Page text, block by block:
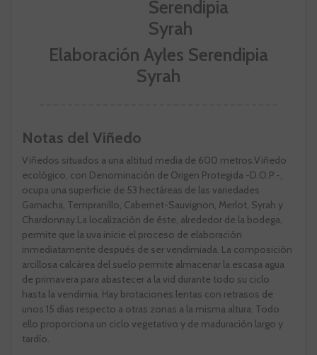
Elaboración Ayles Serendipia
Syrah
Notas del Viñedo
Viñedos situados a una altitud media de 600 metros.Viñedo
ecológico, con Denominación de Origen Protegida -D.O.P.-,
ocupa una superficie de 53 hectáreas de las variedades
Garnacha, Tempranillo, Cabernet-Sauvignon, Merlot, Syrah y
Chardonnay.La localización de éste, alrededor de la bodega,
permite que la uva inicie el proceso de elaboración
inmediatamente después de ser vendimiada. La composición
arcillosa calcárea del suelo permite almacenar la escasa agua
de primavera para abastecer a la vid durante todo su ciclo
hasta la vendimia. Hay brotaciones lentas con retrasos de
unos 15 días respecto a otras zonas a la misma altura. Todo
ello proporciona un ciclo vegetativo y de maduración largo y
tardío.